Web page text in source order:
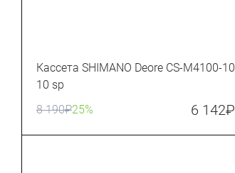
Кассета SHIMANO Deore CS-M4100-10
10 sp
8 190₽25% 6 142₽